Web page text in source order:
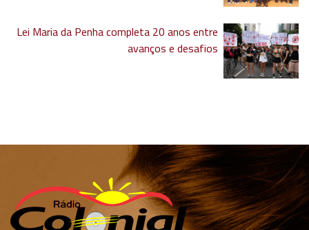
Lei Maria da Penha completa 20 anos entre
avanços e desafios